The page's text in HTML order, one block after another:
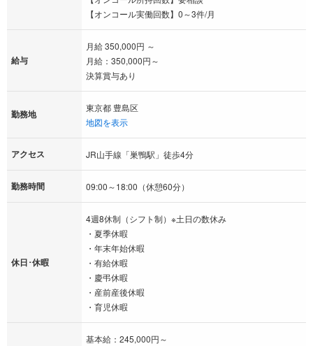
【オンコール実働回数】0～3件/月
給与
月給 350,000円 ～
月給：350,000円～
決算賞与あり
勤務地
東京都 豊島区
地図を表示
アクセス JR山手線「巣鴨駅」徒歩4分
勤務時間 09:00～18:00（休憩60分）
休日･休暇
4週8休制（シフト制）※土日の数休み
・夏季休暇
・年末年始休暇
・有給休暇
・慶弔休暇
・産前産後休暇
・育児休暇
基本給：245,000円～